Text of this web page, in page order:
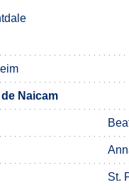
Naicam
St.